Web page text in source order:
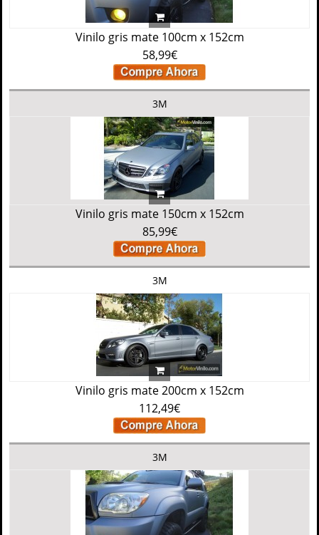
Vinilo gris mate 100cm x 152cm
58,99€
3M
Vinilo gris mate 150cm x 152cm
85,99€
3M
Vinilo gris mate 200cm x 152cm
112,49€
3M